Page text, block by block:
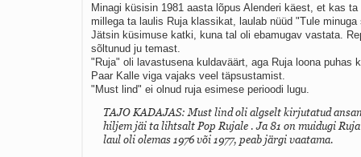
Minagi küsisin 1981 aasta lõpus Alenderi käest, et kas
millega ta laulis Ruja klassikat, laulab nüüd "Tule minuga
Jätsin küsimuse katki, kuna tal oli ebamugav vastata.
sõltunud ju temast.
"Ruja" oli lavastusena kuldaväärt, aga Ruja loona puhas
Paar Kalle viga vajaks veel täpsustamist.
"Must lind" ei olnud ruja esimese perioodi lugu.
TAJO KADAJAS: Must lind oli algselt kirjutatud
hiljem jäi ta lihtsalt Pop Rujale . Ja 81 on muidugi
laul oli olemas 1976 või 1977, peab järgi vaatama.